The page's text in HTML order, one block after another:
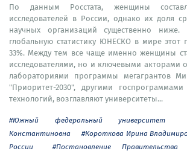
По данным Росстата, женщины
исследователей в России, однако их доля
научных организаций существенно
глобальную статистику ЮНЕСКО в мире этот
33%. Между тем все чаще именно женщины
исследователями, но и ключевыми акторами
лабораториями программы мегагрантов
"Приоритет-2030", другими
технологий, возглавляют университеты...
#Южный федеральный университет
Константиновна
#Короткова Ирина
России
#Постановление Правительства